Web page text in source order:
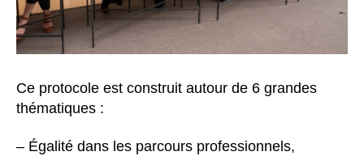
Ce protocole est construit autour de 6 grandes
thématiques :
– Égalité dans les parcours professionnels,